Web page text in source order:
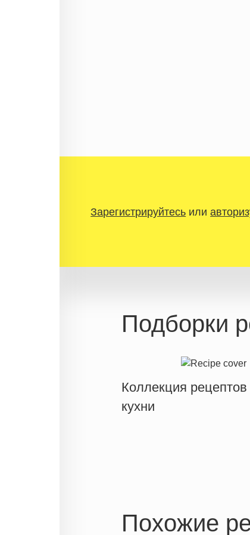
Зарегистрируйтесьили
Подборки
Коллекция рецептов
кухни
Похожие